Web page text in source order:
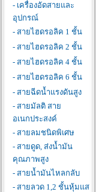
- เครื่องอัดสายและ
อุปกรณ์
- สายไฮดรอลิค 1 ชั้น
- สายไฮดรอลิค 2 ชั้น
- สายไฮดรอลิค 4 ชั้น
- สายไฮดรอลิค 6 ชั้น
- สายฉีดน้ำแรงดันสูง
- สายมัลติ สาย
อเนกประสงค์
- สายลมชนิดพิเศษ
- สายดูด, ส่งน้ำมัน
คุณภาพสูง
- สายน้ำมันไหลกลับ
- สายลวด 1,2 ชั้นหุ้มแส